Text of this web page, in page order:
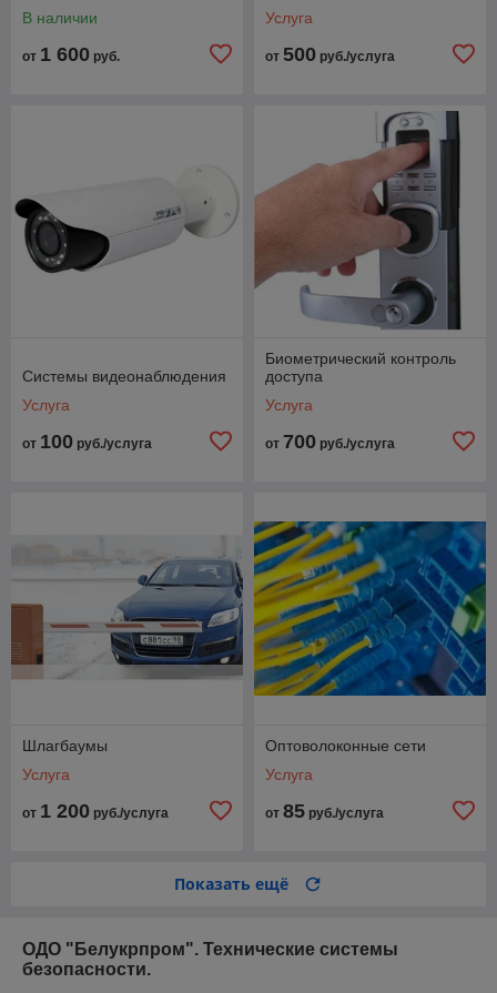
В наличии
от 1 600 руб.
Услуга
от 500 руб./услуга
Системы видеонаблюдения
Услуга
от 100 руб./услуга
Биометрический контроль
доступа
Услуга
от 700 руб./услуга
Шлагбаумы
Услуга
от 1 200 руб./услуга
Оптоволоконные сети
Услуга
от 85 руб./услуга
Показать ещё
ОДО "Белукрпром". Технические системы
безопасности.